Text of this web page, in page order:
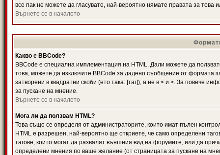
все пак не можете да гласувате, най-вероятно нямате правата за това
Върнете се в началото
Какво е BBCode?
BBCode е специална имплементация на HTML. Дали можете да
това, можете да изключите BBCode за дадено съобщение от формата
затворени в квадратни скоби (ето така: [таг]), а не в < и >. За повече
за пускане на мнение.
Върнете се в началото
Мога ли да ползвам HTML?
Това също се определя от администраторите, които имат пълен
HTML е разрешен, най-вероятно ще откриете, че само определени
тагове, които могат да развалят външния вид на форумите, или да
определени мнения по ваше желание (от страницата за пускане на